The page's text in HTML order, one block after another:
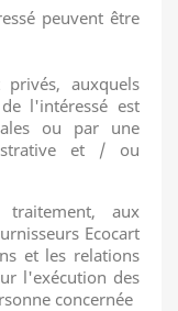
peuvent être
auxquels
l'intéressé est
ou par une
et / ou
aux
Ecocart
et les relations
l'exécution des
concernée